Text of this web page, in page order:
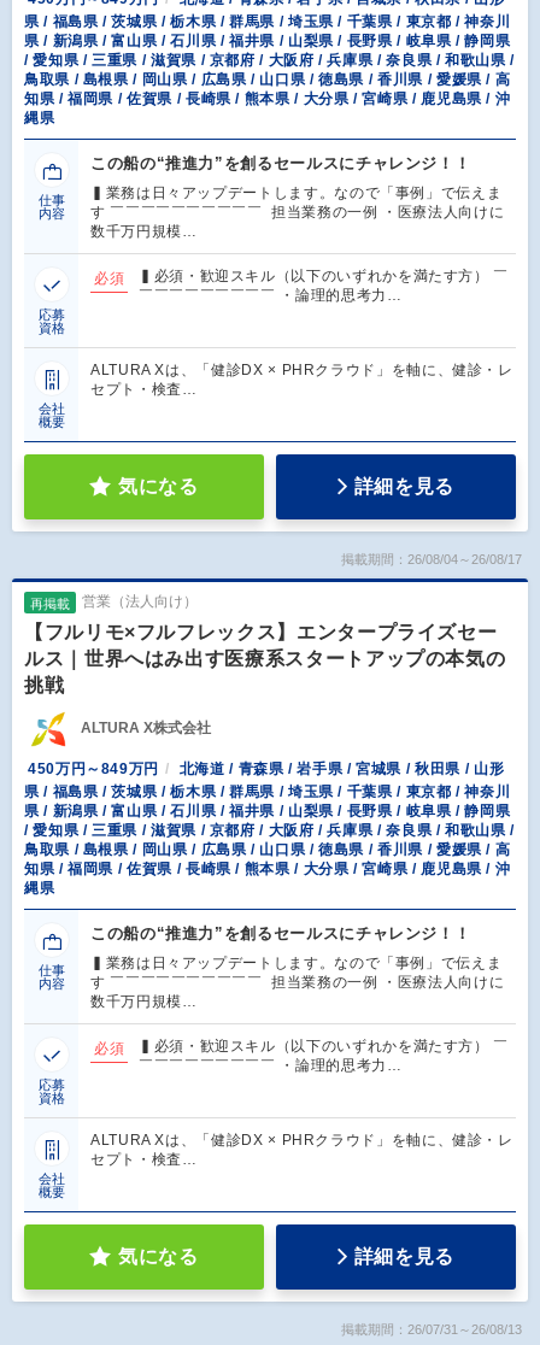
県 / 福島県 / 茨城県 / 栃木県 / 群馬県 / 埼玉県 / 千葉県 / 東京都 / 神奈川
県 / 新潟県 / 富山県 / 石川県 / 福井県 / 山梨県 / 長野県 / 岐阜県 / 静岡県
/ 愛知県 / 三重県 / 滋賀県 / 京都府 / 大阪府 / 兵庫県 / 奈良県 / 和歌山県 /
鳥取県 / 島根県 / 岡山県 / 広島県 / 山口県 / 徳島県 / 香川県 / 愛媛県 / 高
知県 / 福岡県 / 佐賀県 / 長崎県 / 熊本県 / 大分県 / 宮崎県 / 鹿児島県 / 沖
縄県
仕事
内容
この船の“推進力”を創るセールスにチャレンジ！！
▍業務は日々アップデートします。なので「事例」で伝えま
す ￣￣￣￣￣￣￣￣￣￣ 担当業務の一例 ・医療法人向けに
数千万円規模…
応募
資格
必須
▍必須・歓迎スキル（以下のいずれかを満たす方） ￣
￣￣￣￣￣￣￣￣￣ ・論理的思考力…
会社
概要
ALTURA Xは、「健診DX × PHRクラウド」を軸に、健診・レ
セプト・検査…
気になる 詳細を見る
掲載期間：26/08/04～26/08/17
再掲載 営業（法人向け）
【フルリモ×フルフレックス】エンタープライズセー
ルス｜世界へはみ出す医療系スタートアップの本気の
挑戦
ALTURA X株式会社
450万円～849万円
北海道 / 青森県 / 岩手県 / 宮城県 / 秋田県 / 山形
県 / 福島県 / 茨城県 / 栃木県 / 群馬県 / 埼玉県 / 千葉県 / 東京都 / 神奈川
県 / 新潟県 / 富山県 / 石川県 / 福井県 / 山梨県 / 長野県 / 岐阜県 / 静岡県
/ 愛知県 / 三重県 / 滋賀県 / 京都府 / 大阪府 / 兵庫県 / 奈良県 / 和歌山県 /
鳥取県 / 島根県 / 岡山県 / 広島県 / 山口県 / 徳島県 / 香川県 / 愛媛県 / 高
知県 / 福岡県 / 佐賀県 / 長崎県 / 熊本県 / 大分県 / 宮崎県 / 鹿児島県 / 沖
縄県
仕事
内容
この船の“推進力”を創るセールスにチャレンジ！！
▍業務は日々アップデートします。なので「事例」で伝えま
す ￣￣￣￣￣￣￣￣￣￣ 担当業務の一例 ・医療法人向けに
数千万円規模…
応募
資格
必須
▍必須・歓迎スキル（以下のいずれかを満たす方） ￣
￣￣￣￣￣￣￣￣￣ ・論理的思考力…
会社
概要
ALTURA Xは、「健診DX × PHRクラウド」を軸に、健診・レ
セプト・検査…
気になる 詳細を見る
掲載期間：26/07/31～26/08/13